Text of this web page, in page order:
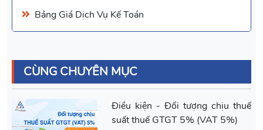
Bảng Giá Dịch Vụ Kế Toán
CÙNG CHUYÊN MỤC
Điều kiện - Đối tượng chịu thuế
suất thuế GTGT 5% (VAT 5%)